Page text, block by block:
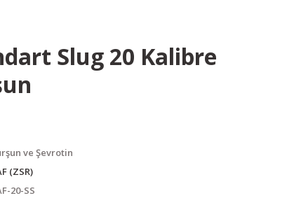
Slug 20 Kalibre
ve Şevrotin
(ZSR)
20-SS